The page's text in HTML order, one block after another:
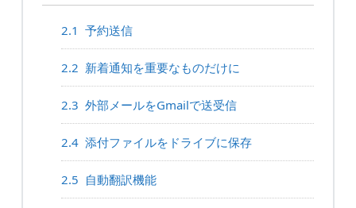
2.1 予約送信
2.2 新着通知を重要なものだけに
2.3 外部メールをGmailで送受信
2.4 添付ファイルをドライブに保存
2.5 自動翻訳機能